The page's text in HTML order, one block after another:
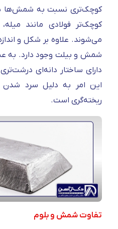
کوچک‌تری نسبت به شمش‌ها
کوچک‌تر فولادی مانند
می‌شوند. علاوه بر شکل و
شمش و بیلت وجود دارد. به
دارای ساختار دانه‌ای
این امر به دلیل سرد
ریخته‌گری است.
تفاوت شمش و بلوم